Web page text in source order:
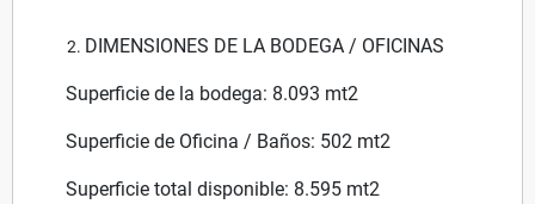
DIMENSIONES DE LA BODEGA / OFICINAS
Superficie de la bodega: 8.093 mt2
Superficie de Oficina / Baños: 502 mt2
Superficie total disponible: 8.595 mt2